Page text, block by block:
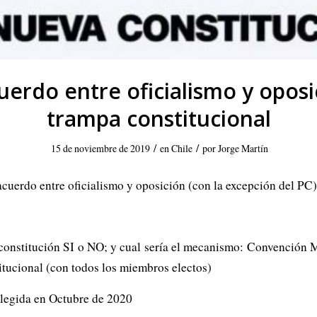
entre oficialismo y
trampa constitucional
15 de noviembre de 2019 / enChile / porJorge Martín
entre oficialismo y oposición (con la excepción del
SI o NO; y cual sería el mecanismo: Convención
(con todos los miembros electos)
en Octubre de 2020